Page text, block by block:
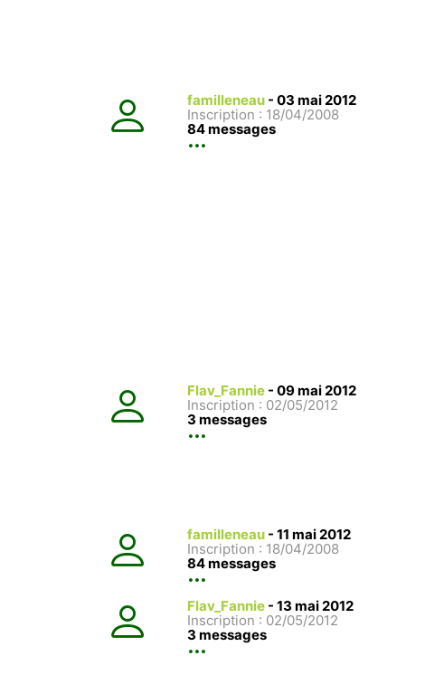
familleneau - 03 mai 2012
Inscription : 18/04/2008
84 messages
Flav_Fannie - 09 mai 2012
Inscription : 02/05/2012
3 messages
familleneau - 11 mai 2012
Inscription : 18/04/2008
84 messages
Flav_Fannie - 13 mai 2012
Inscription : 02/05/2012
3 messages